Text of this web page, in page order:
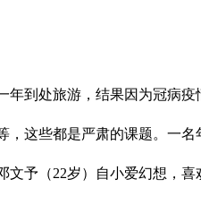
年到处旅游，结果因为冠病
，这些都是严肃的课题。一
文予（22岁）自小爱幻想，